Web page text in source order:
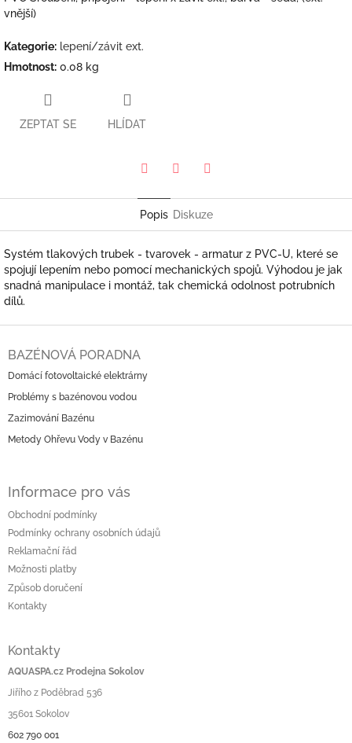
vnější)
Kategorie: lepení/závit ext.
Hmotnost: 0.08 kg
ZEPTAT SE HLÍDAT
Popis Diskuze
Systém tlakových trubek - tvarovek - armatur z PVC-U, které se
spojují lepením nebo pomocí mechanických spojů. Výhodou je jak
snadná manipulace i montáž, tak chemická odolnost potrubních
dílů.
BAZÉNOVÁ PORADNA
Domácí fotovoltaické elektrárny
Problémy s bazénovou vodou
Zazimování Bazénu
Metody Ohřevu Vody v Bazénu
Informace pro vás
Obchodní podmínky
Podmínky ochrany osobních údajů
Reklamační řád
Možnosti platby
Způsob doručení
Kontakty
Kontakty
AQUASPA.cz Prodejna Sokolov
Jiřího z Poděbrad 536
35601 Sokolov
602 790 001